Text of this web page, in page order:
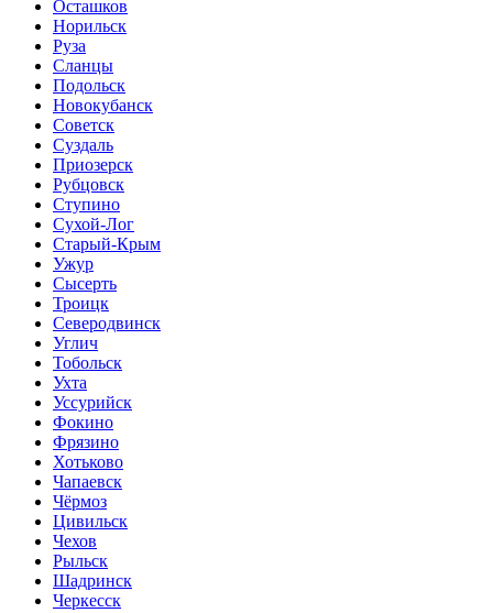
Осташков
Норильск
Руза
Сланцы
Подольск
Новокубанск
Советск
Суздаль
Приозерск
Рубцовск
Ступино
Сухой-Лог
Старый-Крым
Ужур
Сысерть
Троицк
Северодвинск
Углич
Тобольск
Ухта
Уссурийск
Фокино
Фрязино
Хотьково
Чапаевск
Чёрмоз
Цивильск
Чехов
Рыльск
Шадринск
Черкесск